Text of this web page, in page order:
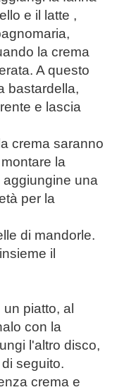
e il latte ,
la crema
A questo
bastardella,
e lascia
crema saranno
la
una
per la
di mandorle.
il
piatto, al
con la
l'altro disco,
seguito.
crema e